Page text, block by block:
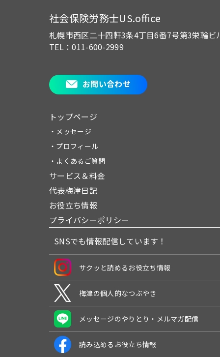
社会保険労務士US.office
札幌市西区二十四軒3条4丁目6番7号第3栄輪ビ
TEL：011-600-2999
お問い合わせ
トップページ
・メッセージ
・プロフィール
・よくあるご質問
サービス＆料金
代表梅津日記
お役立ち情報
プライバシーポリシー
SNSでも情報配信しています！
サクッと読めるお役立ち情報
梅津の個人的なつぶやき
メッセージのやりとり・メルマガ配信
読み込めるお役立ち情報